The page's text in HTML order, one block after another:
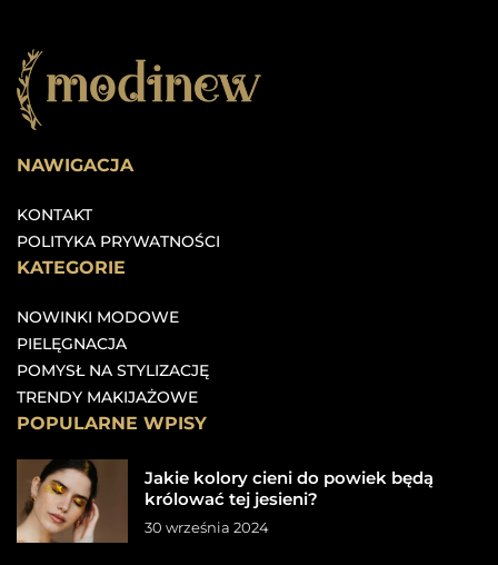
NAWIGACJA
KONTAKT
POLITYKA PRYWATNOŚCI
KATEGORIE
NOWINKI MODOWE
PIELĘGNACJA
POMYSŁ NA STYLIZACJĘ
TRENDY MAKIJAŻOWE
POPULARNE WPISY
Jakie kolory cieni do powiek będą
królować tej jesieni?
30 września 2024